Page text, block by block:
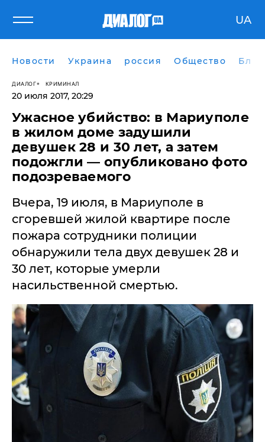
UA
Новости Украина россия Общество
ДИАЛОГ КРИМИНАЛ
20 июля 2017, 20:29
​Ужасное убийство: в Мариуполе
в жилом доме задушили
девушек 28 и 30 лет, а затем
подожгли — опубликовано фото
подозреваемого
Вчера, 19 июля, в Мариуполе в
сгоревшей жилой квартире после
пожара сотрудники полиции
обнаружили тела двух девушек 28 и
30 лет, которые умерли
насильственной смертью.